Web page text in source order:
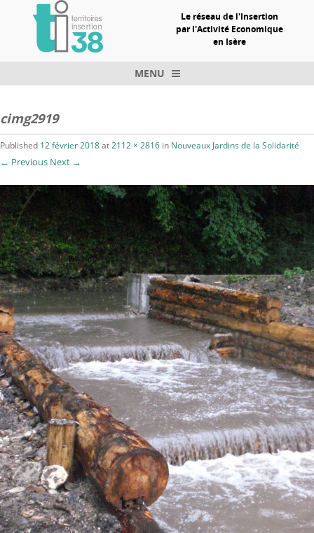
Le réseau de l'Insertion
par l'Activité Economique
en Isère
MENU
cimg2919
Published 12 février 2018at2112 × 2816 in Nouveaux Jardins de la Solidarité
← Previous Next →